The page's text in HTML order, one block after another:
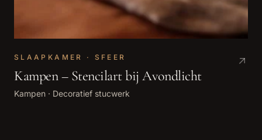
SLAAPKAMER · SFEER
Kampen – Stencilart bij Avondlicht
Kampen · Decoratief stucwerk